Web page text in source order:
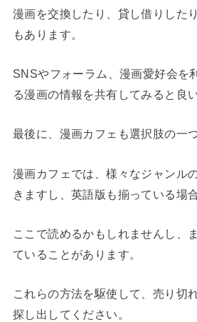
漫画を交換したり、貸し借りした
もあります。
SNSやフォーラム、漫画愛好会を
る漫画の情報を共有してみると良
最後に、漫画カフェも選択肢の一つ
漫画カフェでは、様々なジャンル
きますし、英語版も揃っている場
ここで読めるかもしれませんし、
ていることがあります。
これらの方法を駆使して、売り切
探し出してください。